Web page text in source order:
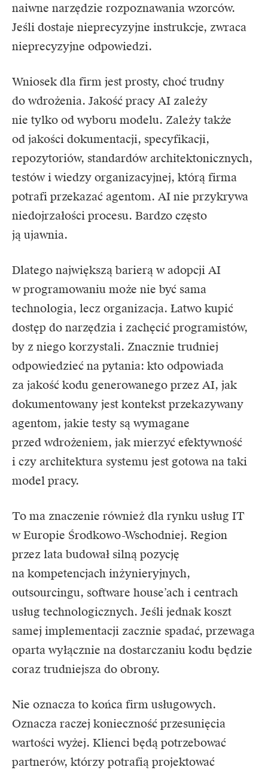
naiwne narzędzie rozpoznawania wzorców.
Jeśli dostaje nieprecyzyjne instrukcje, zwraca
nieprecyzyjne odpowiedzi.
Wniosek dla firm jest prosty, choć trudny
do wdrożenia. Jakość pracy AI zależy
nie tylko od wyboru modelu. Zależy także
od jakości dokumentacji, specyfikacji,
repozytoriów, standardów architektonicznych,
testów i wiedzy organizacyjnej, którą firma
potrafi przekazać agentom. AI nie przykrywa
niedojrzałości procesu. Bardzo często
ją ujawnia.
Dlatego największą barierą w adopcji AI
w programowaniu może nie być sama
technologia, lecz organizacja. Łatwo kupić
dostęp do narzędzia i zachęcić programistów,
by z niego korzystali. Znacznie trudniej
odpowiedzieć na pytania: kto odpowiada
za jakość kodu generowanego przez AI, jak
dokumentowany jest kontekst przekazywany
agentom, jakie testy są wymagane
przed wdrożeniem, jak mierzyć efektywność
i czy architektura systemu jest gotowa na taki
model pracy.
To ma znaczenie również dla rynku usług IT
w Europie Środkowo-Wschodniej. Region
przez lata budował silną pozycję
na kompetencjach inżynieryjnych,
outsourcingu, software house’ach i centrach
usług technologicznych. Jeśli jednak koszt
samej implementacji zacznie spadać, przewaga
oparta wyłącznie na dostarczaniu kodu będzie
coraz trudniejsza do obrony.
Nie oznacza to końca firm usługowych.
Oznacza raczej konieczność przesunięcia
wartości wyżej. Klienci będą potrzebować
partnerów, którzy potrafią projektować